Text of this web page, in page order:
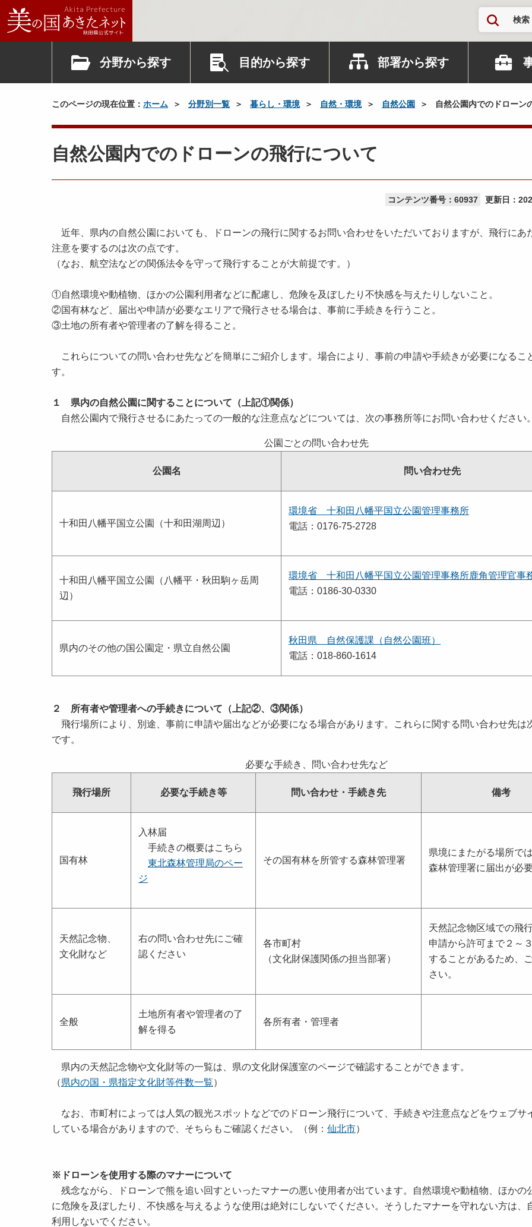
検索
分野から探す 目的から探す 部署から探す
このページの現在位置： ホーム 分野別一覧 暮らし・環境 自然・環境 自然公園 自然公園内でのドローン
自然公園内でのドローンの飛行について
コンテンツ番号：60937 更新日：
近年、県内の自然公園においても、ドローンの飛行に関するお問い合わせをいただいておりますが、飛行にあ
注意を要するのは次の点です。
（なお、航空法などの関係法令を守って飛行することが大前提です。）
①自然環境や動植物、ほかの公園利用者などに配慮し、危険を及ぼしたり不快感を与えたりしないこと。
②国有林など、届出や申請が必要なエリアで飛行させる場合は、事前に手続きを行うこと。
③土地の所有者や管理者の了解を得ること。
これらについての問い合わせ先などを簡単にご紹介します。場合により、事前の申請や手続きが必要になるこ
す。
１ 県内の自然公園に関することについて（上記①関係）
自然公園内で飛行させるにあたっての一般的な注意点などについては、次の事務所等にお問い合わせください
公園ごとの問い合わせ先
公園名 問い合わせ先
十和田八幡平国立公園（十和田湖周辺）
環境省 十和田八幡平国立公園管理事務所
電話：0176-75-2728
十和田八幡平国立公園（八幡平・秋田駒ヶ岳周
辺）
環境省 十和田八幡平国立公園管理事務所鹿角管理官事
電話：0186-30-0330
県内のその他の国公園定・県立自然公園
秋田県 自然保護課（自然公園班）
電話：018-860-1614
２ 所有者や管理者への手続きについて（上記②、③関係）
飛行場所により、別途、事前に申請や届出などが必要になる場合があります。これらに関する問い合わせ先は
です。
必要な手続き、問い合わせ先など
飛行場所 必要な手続き等 問い合わせ・手続き先 備考
国有林
入林届
手続きの概要はこちら
東北森林管理局のペー
ジ
その国有林を所管する森林管理署
県境にまたがる場所で
森林管理署に届出が必
天然記念物、
文化財など
右の問い合わせ先にご確
認ください
各市町村
（文化財保護関係の担当部署）
天然記念物区域での飛
申請から許可まで２～
することがあるため、
さい。
全般
土地所有者や管理者の了
解を得る
各所有者・管理者
県内の天然記念物や文化財等の一覧は、県の文化財保護室のページで確認することができます。
（県内の国・県指定文化財等件数一覧）
なお、市町村によっては人気の観光スポットなどでのドローン飛行について、手続きや注意点などをウェブサ
している場合がありますので、そちらもご確認ください。（例： 仙北市）
※ドローンを使用する際のマナーについて
残念ながら、ドローンで熊を追い回すといったマナーの悪い使用者が出ています。自然環境や動植物、ほかの
に危険を及ぼしたり、不快感を与えるような使用は絶対にしないでください。そうしたマナーを守れない方は、
利用しないでください。